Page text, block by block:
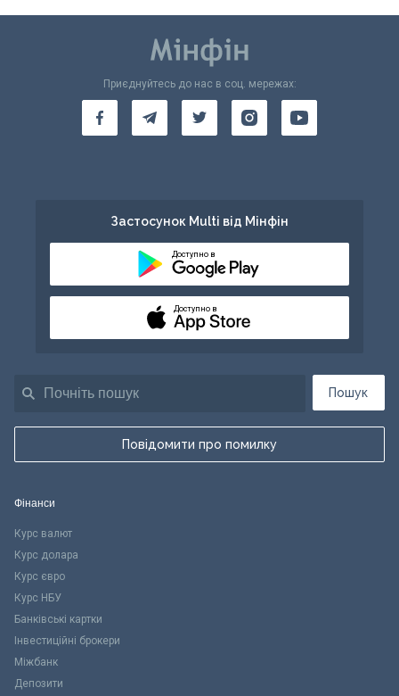
Пошук
Повідомити про помилку
Приєднуйтесь до нас в соц. мережах:
Застосунок Multi від Мінфін
Доступно в
Доступно в
Фінанси
Курс валют
Курс долара
Курс євро
Курс НБУ
Банківські картки
Інвестиційні брокери
Міжбанк
Депозити